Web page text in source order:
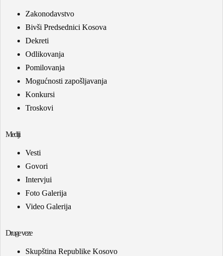
Zakonodavstvo
Bivši Predsednici Kosova
Dekreti
Odlikovanja
Pomilovanja
Mogućnosti zapošljavanja
Konkursi
Troskovi
Mediji
Vesti
Govori
Intervjui
Foto Galerija
Video Galerija
Druge veze
Skupština Republike Kosovo